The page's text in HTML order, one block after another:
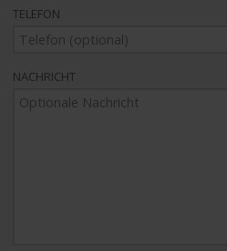
TELEFON
NACHRICHT